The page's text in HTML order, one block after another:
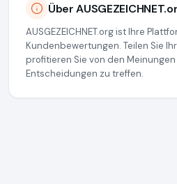
Über
AUSGEZEICHNET.org ist Ihre
Kundenbewertungen. Teilen Sie
profitieren Sie von den
Entscheidungen zu treffen.